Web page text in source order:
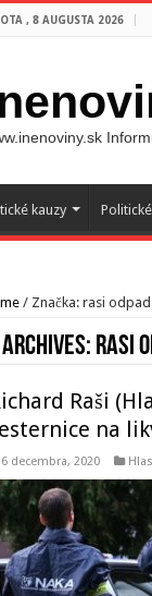
, 8 AUGUSTA 2026
kauzy
/ Značka: rasi odpad
Archives: rasi
Raši
na
6 decembra, 2020